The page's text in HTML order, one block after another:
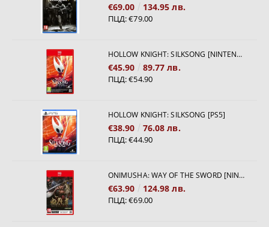
€69.00 134.95 лв.
ПЦД:€79.00
HOLLOW KNIGHT: SILKSONG [NINTENDO SWITCH 2]
€45.90 89.77 лв.
ПЦД:€54.90
HOLLOW KNIGHT: SILKSONG [PS5]
€38.90 76.08 лв.
ПЦД:€44.90
ONIMUSHA: WAY OF THE SWORD [NINTENDO SWITCH 2]
€63.90 124.98 лв.
ПЦД:€69.00